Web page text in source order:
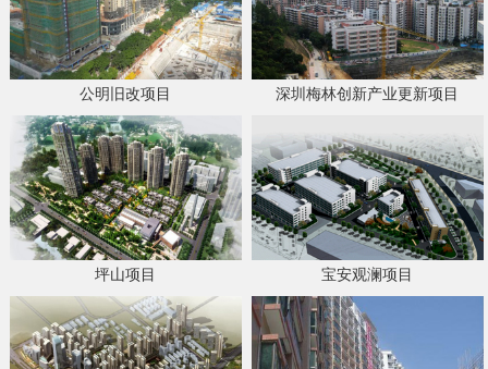
公明旧改项目 深圳梅林创新产业更新项目
坪山项目 宝安观澜项目